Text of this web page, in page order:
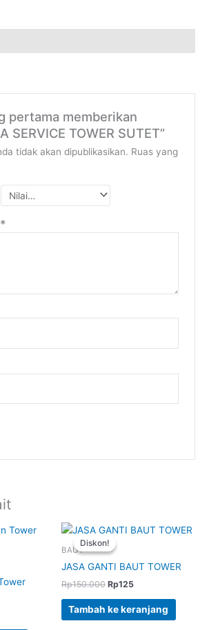
pertama memberikan
SERVICE TOWER SUTET”
tidak akan dipublikasikan. Ruas yang
*
Diskon!
Diskon!
BAUT
JASA GANTI BAUT TOWER
Rp150.000
Harga
aslinya
adalah:
Rp125
Harga
saat
Rp125.
Tambah ke keranjang